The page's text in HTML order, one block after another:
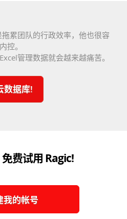
累团队的行政效率，他也很容
控。
管理数据就会越来越痛苦。
数据库!
费试用 Ragic!
我的帐号